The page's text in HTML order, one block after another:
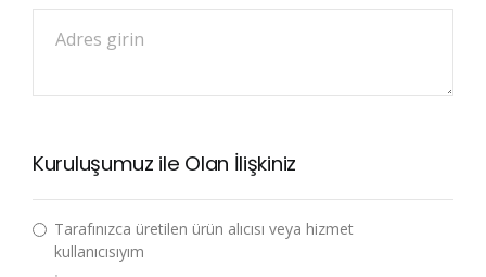
Kuruluşumuz ile Olan İlişkiniz
Tarafınızca üretilen ürün alıcısı veya hizmet
kullanıcısıyım